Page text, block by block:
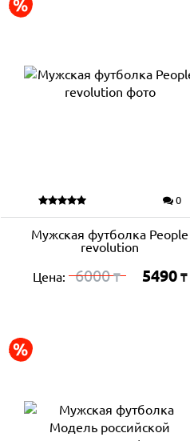
0
Мужская футболка People
revolution
Цена: 6000₸ 5490 ₸